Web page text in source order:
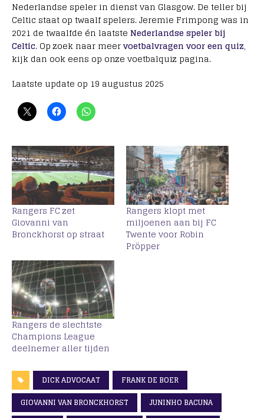
Nederlandse speler in dienst van Glasgow. De teller bij
Celtic staat op twaalf spelers. Jeremie Frimpong was in
2021 de twaalfde én laatste Nederlandse speler bij
Celtic. Op zoek naar meervoetbalvragen voor een quiz,
kijk dan ook eens op onze voetbalquiz pagina.
Laatste update op 19 augustus 2025
Rangers FC zet
Giovanni van
Bronckhorst op straat
Rangers klopt met
miljoenen aan bij FC
Twente voor Robin
Pröpper
Rangers de slechtste
Champions League
deelnemer aller tijden
DICK ADVOCAAT
FRANK DE BOER
GIOVANNI VAN BRONCKHORST
JUNINHO BACUNA